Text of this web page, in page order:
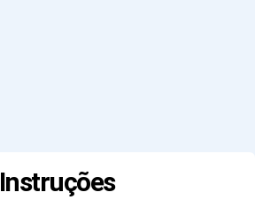
Instruções